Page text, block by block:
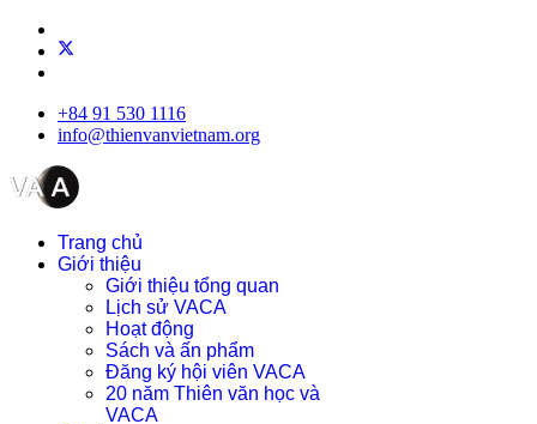
+84 91 530 1116
info@thienvanvietnam.org
Trang chủ
Giới thiệu
Giới thiệu tổng quan
Lịch sử VACA
Hoạt động
Sách và ấn phẩm
Đăng ký hội viên VACA
20 năm Thiên văn học và
VACA